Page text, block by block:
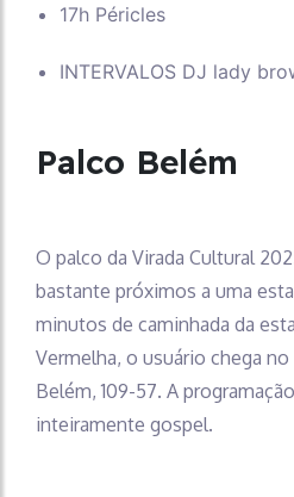
17h Péricles
INTERVALOS DJ lady
Palco Belém
O palco da Virada Cultural
bastante próximos a uma
minutos de caminhada da
Vermelha, o usuário chega no
Belém, 109-57. A
inteiramente gospel.